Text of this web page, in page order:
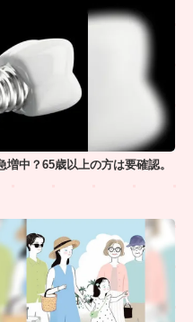
中？65歳以上の方は要確認。